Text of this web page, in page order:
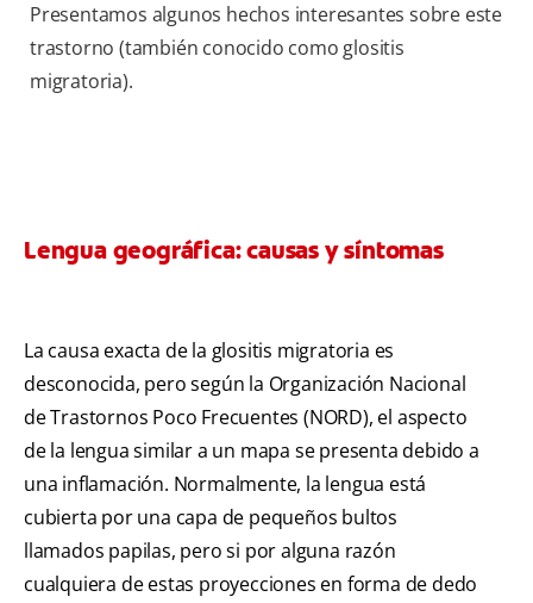
Presentamos algunos hechos interesantes sobre este
trastorno (también conocido como glositis
migratoria).
Lengua geográfica: causas y síntomas
La causa exacta de la glositis migratoria es
desconocida, pero según la Organización Nacional
de Trastornos Poco Frecuentes (NORD), el aspecto
de la lengua similar a un mapa se presenta debido a
una inflamación. Normalmente, la lengua está
cubierta por una capa de pequeños bultos
llamados papilas, pero si por alguna razón
cualquiera de estas proyecciones en forma de dedo